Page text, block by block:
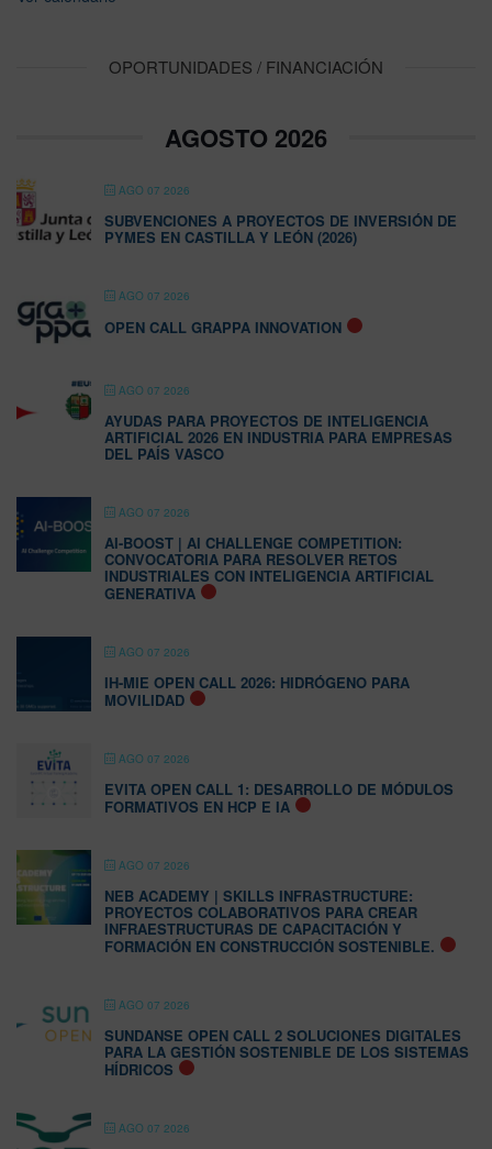
OPORTUNIDADES / FINANCIACIÓN
AGOSTO 2026
AGO 07 2026
SUBVENCIONES A PROYECTOS DE INVERSIÓN DE
PYMES EN CASTILLA Y LEÓN (2026)
AGO 07 2026
OPEN CALL GRAPPA INNOVATION
AGO 07 2026
AYUDAS PARA PROYECTOS DE INTELIGENCIA
ARTIFICIAL 2026 EN INDUSTRIA PARA EMPRESAS
DEL PAÍS VASCO
AGO 07 2026
AI-BOOST | AI CHALLENGE COMPETITION:
CONVOCATORIA PARA RESOLVER RETOS
INDUSTRIALES CON INTELIGENCIA ARTIFICIAL
GENERATIVA
AGO 07 2026
IH-MIE OPEN CALL 2026: HIDRÓGENO PARA
MOVILIDAD
AGO 07 2026
EVITA OPEN CALL 1: DESARROLLO DE MÓDULOS
FORMATIVOS EN HCP E IA
AGO 07 2026
NEB ACADEMY | SKILLS INFRASTRUCTURE:
PROYECTOS COLABORATIVOS PARA CREAR
INFRAESTRUCTURAS DE CAPACITACIÓN Y
FORMACIÓN EN CONSTRUCCIÓN SOSTENIBLE.
AGO 07 2026
SUNDANSE OPEN CALL 2 SOLUCIONES DIGITALES
PARA LA GESTIÓN SOSTENIBLE DE LOS SISTEMAS
HÍDRICOS
AGO 07 2026